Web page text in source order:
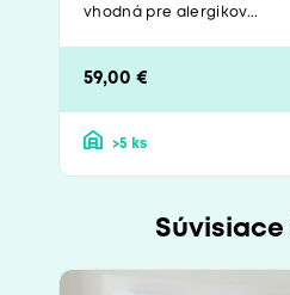
vhodná pre alergikov...
59,00 €
>5 ks